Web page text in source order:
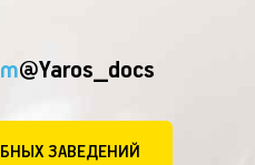
@Yaros_docs
ЗАВЕДЕНИЙ